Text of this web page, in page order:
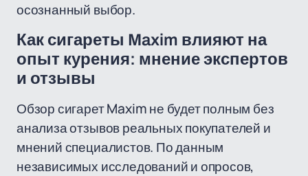
осознанный выбор.
Как сигареты Maxim влияют на
опыт курения: мнение экспертов
и отзывы
Обзор сигарет Maxim не будет полным без
анализа отзывов реальных покупателей и
мнений специалистов. По данным
независимых исследований и опросов,